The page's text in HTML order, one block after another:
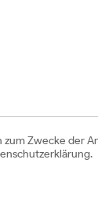
zum Zwecke der
.